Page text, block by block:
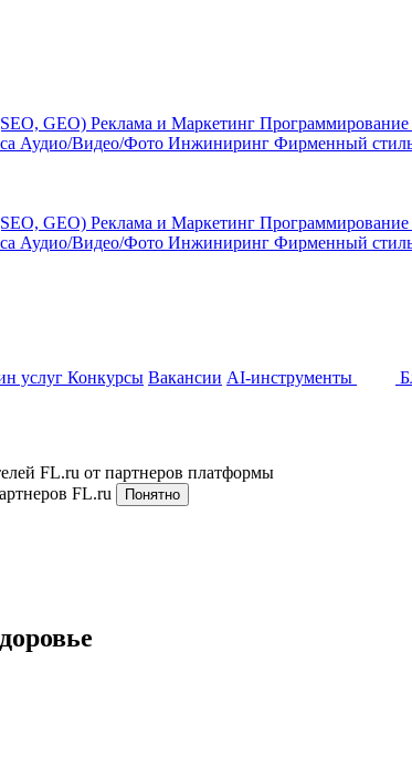
GEO) Реклама и Маркетинг Программирование
Аудио/Видео/Фото Инжиниринг Фирменный
GEO) Реклама и Маркетинг Программирование
Аудио/Видео/Фото Инжиниринг Фирменный
услуг Конкурсы Вакансии AI-инструменты
FL.ru от партнеров платформы
FL.ru
Понятно